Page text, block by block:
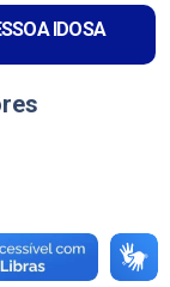
IDOSA